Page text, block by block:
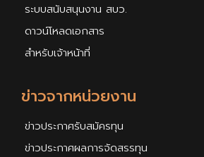
ข่าวจากหน่วยงาน
ข่าวประกาศรับสมัครทุน
ข่าวประกาศผลการจัดสรรทุน
ระบบสนับสนุนงาน สบว.
ดาวน์โหลดเอกสาร
สำหรับเจ้าหน้าที่